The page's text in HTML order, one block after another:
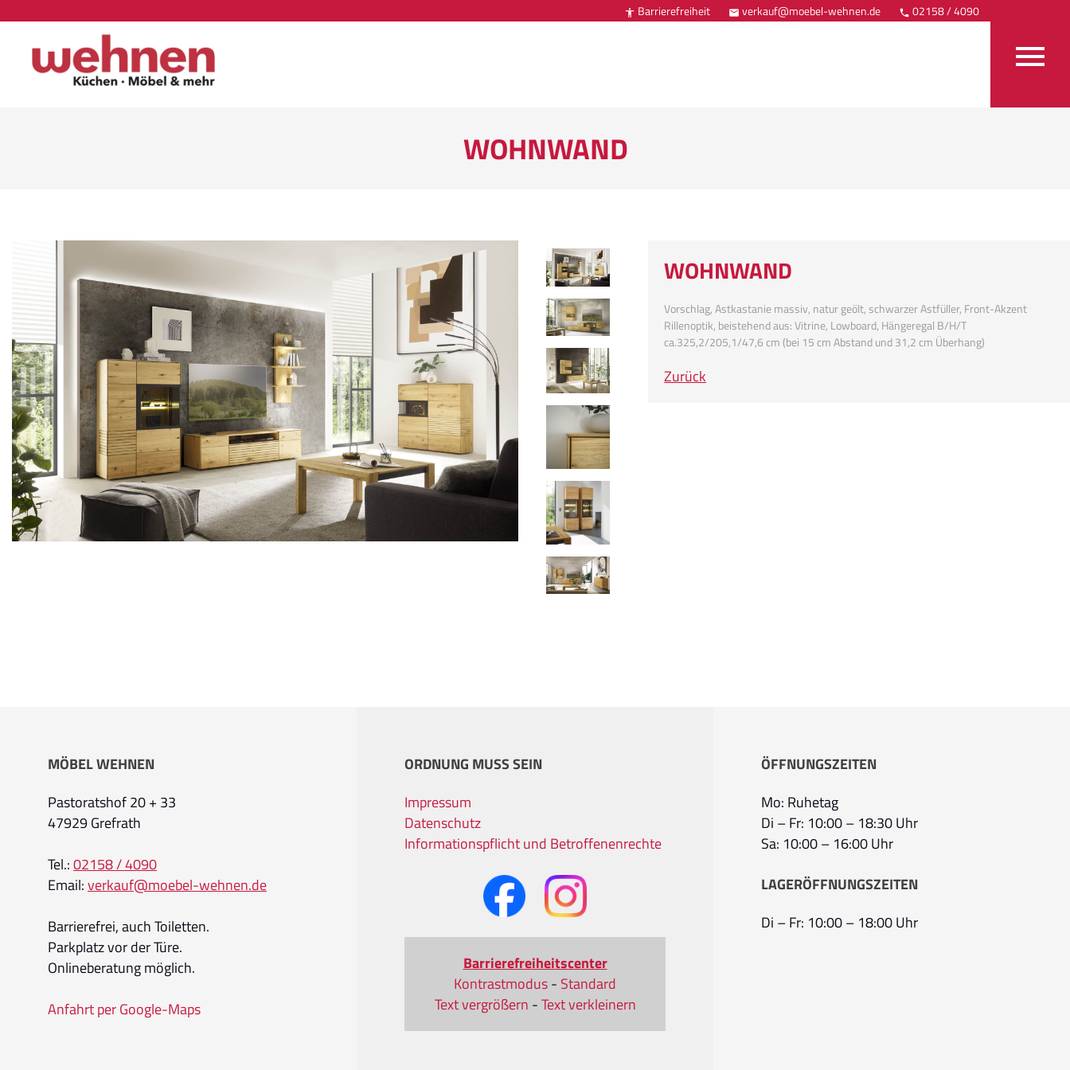
 Barrierefreiheit  verkauf@moebel-wehnen.de  02158 / 4090
WOHNWAND
WOHNWAND
Vorschlag, Astkastanie massiv, natur geölt, schwarzer Astfüller, Front-Akzent
Rillenoptik, beistehend aus: Vitrine, Lowboard, Hängeregal B/H/T
ca.325,2/205,1/47,6 cm (bei 15 cm Abstand und 31,2 cm Überhang)
Zurück
MÖBEL WEHNEN
Pastoratshof 20 + 33
47929 Grefrath
Tel.:02158 / 4090
Email:verkauf@moebel-wehnen.de
Barrierefrei, auch Toiletten.
Parkplatz vor der Türe.
Onlineberatung möglich.
Anfahrt per Google-Maps
ORDNUNG MUSS SEIN
Impressum
Datenschutz
Informationspflicht und Betroffenenrechte
Barrierefreiheitscenter
Kontrastmodus- Standard
Text vergrößern -Text verkleinern
ÖFFNUNGSZEITEN
Mo: Ruhetag
Di – Fr: 10:00 – 18:30 Uhr
Sa: 10:00 – 16:00 Uhr
LAGERÖFFNUNGSZEITEN
Di – Fr: 10:00 – 18:00 Uhr